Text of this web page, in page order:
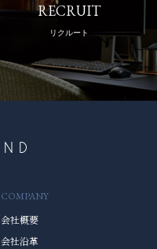
RECRUIT
リクルート
COMPANY
会社概要
会社沿革